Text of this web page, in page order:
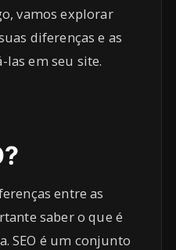
vamos explorar
diferenças e as
las em seu site.
entre as
saber o que é
SEO é um conjunto